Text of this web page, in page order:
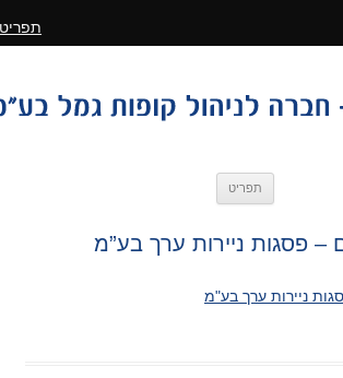
תפריט
– פסגות ניירות ערך בע”מ
ניירות ערך בע"מ
תפריט